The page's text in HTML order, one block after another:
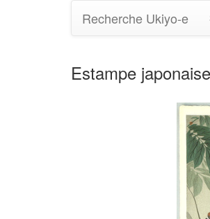
Recherche Ukiyo-e
Estampe